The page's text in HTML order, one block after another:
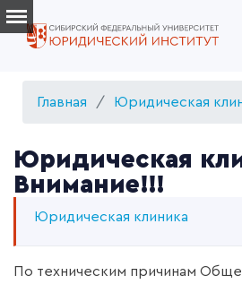
Главная Юридическая
Юридическая
Внимание!!!
Юридическая клиника
По техническим причинам